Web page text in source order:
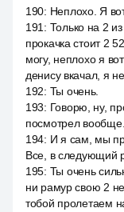
190: Неплохо. Я
191 : Только на 2
прокачка стоит 2
могу, неплохо я
денису вкачал, я
192: Ты очень.
193: Говорю, ну,
посмотрел
194: И я сам, мы
Все, в следующий
195: Ты очень
ни рамур свою 2
тобой пролетаем